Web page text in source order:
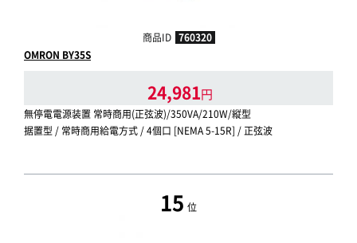
商品ID 760320
OMRON BY35S
24,981円
無停電電源装置 常時商用(正弦波)/350VA/210W/縦型
据置型 / 常時商用給電方式 / 4個口 [NEMA 5-15R] / 正弦波
15 位